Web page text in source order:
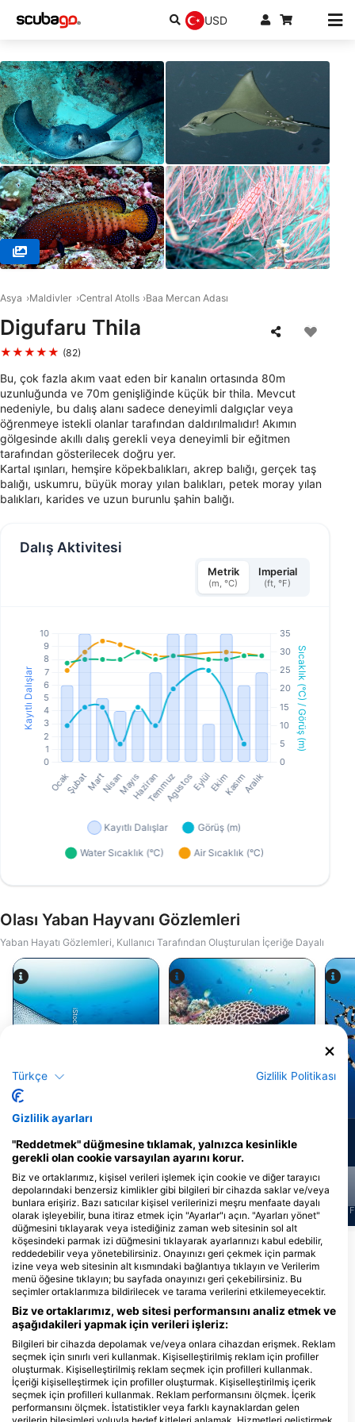
USD
Asya Maldivler Central Atolls Baa Mercan Adası
Digufaru Thila
★★★★★ (82)
Bu, çok fazla akım vaat eden bir kanalın ortasında 80m
uzunluğunda ve 70m genişliğinde küçük bir thila. Mevcut
nedeniyle, bu dalış alanı sadece deneyimli dalgıçlar veya
öğrenmeye istekli olanlar tarafından daldırılmalıdır! Akımın
gölgesinde akıllı dalış gerekli veya deneyimli bir eğitmen
tarafından gösterilecek doğru yer.
Kartal ışınları, hemşire köpekbalıkları, akrep balığı, gerçek taş
balığı, uskumru, büyük moray yılan balıkları, petek moray yılan
balıkları, karides ve uzun burunlu şahin balığı.
Dalış Aktivitesi
Metrik
(m, °C)
Imperial
(ft, °F)
Olası Yaban Hayvanı Gözlemleri
Yaban Hayatı Gözlemleri, Kullanıcı Tarafından Oluşturulan İçeriğe Dayalı
iStock/Juliosanjuan
Manzaralar
F M A M J J S O N D
Alamy-WaterFrame
Manzaralar
J M M J A O D F
Daha Fazla Hayvan Göster
Bu Dalış Bölgesine Hizmet Veren Dalış
Merkezleri
DivePoint Meedhupparu
Raa Atoll, Meedhupparu, Maldİvler
Türkçe Gizlilik Politikası
Gizlilik ayarları
"Reddetmek" düğmesine tıklamak, yalnızca kesinlikle
gerekli olan cookie varsayılan ayarını korur.
Biz ve ortaklarımız, kişisel verileri işlemek için cookie ve diğer tarayıcı
depolarındaki benzersiz kimlikler gibi bilgileri bir cihazda saklar ve/veya
bunlara erişiriz. Bazı satıcılar kişisel verilerinizi meşru menfaate dayalı
olarak işleyebilir, buna itiraz etmek için "Ayarlar"ı açın. "Ayarları yönet"
düğmesini tıklayarak veya istediğiniz zaman web sitesinin sol alt
köşesindeki parmak izi düğmesini tıklayarak ayarlarınızı kabul edebilir,
reddedebilir veya yönetebilirsiniz. Onayınızı geri çekmek için parmak
izine veya web sitesinin alt kısmındaki bağlantıya tıklayın ve Verilerim
menü öğesine tıklayın; bu sayfada onayınızı geri çekebilirsiniz. Bu
seçimler ortaklarımıza bildirilecek ve tarama verilerini etkilemeyecektir.
Biz ve ortaklarımız, web sitesi performansını analiz etmek ve
aşağıdakileri yapmak için verileri işleriz:
Bilgileri bir cihazda depolamak ve/veya onlara cihazdan erişmek. Reklam
seçmek için sınırlı veri kullanmak. Kişiselleştirilmiş reklam için profiller
oluşturmak. Kişiselleştirilmiş reklam seçmek için profilleri kullanmak.
İçeriği kişiselleştirmek için profiller oluşturmak. Kişiselleştirilmiş içerik
seçmek için profilleri kullanmak. Reklam performansını ölçmek. İçerik
performansını ölçmek. İstatistikler veya farklı kaynaklardan gelen